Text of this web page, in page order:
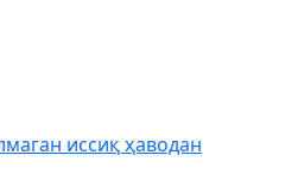
иссиқ ҳаводан